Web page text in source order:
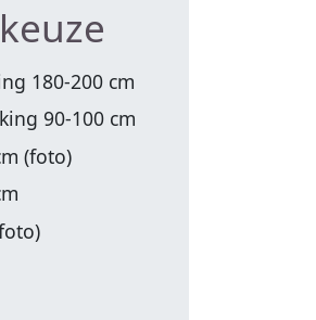
180-200 cm
90-100 cm
(foto)